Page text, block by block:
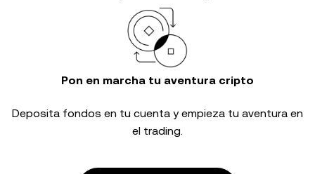
Pon en marcha tu aventura cripto
Deposita fondos en tu cuenta y empieza tu aventura en
el trading.